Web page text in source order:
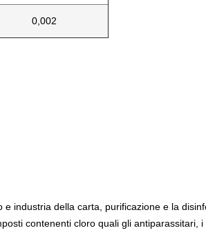
0,002
industria della carta, purificazione e la
contenenti cloro quali gli antiparassitari, i